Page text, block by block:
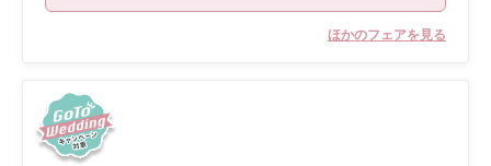
ほかのフェアを見る